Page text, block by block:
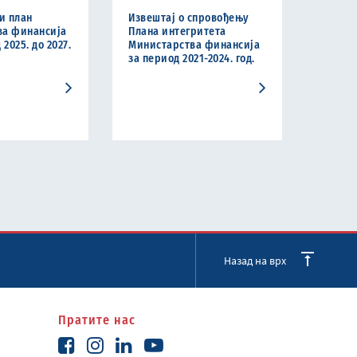
план
финансија
до 2027.
Извештај о спровођењу
Плана интегритета
Министарства финансија
за период 2021-2024. год.
Назад на врх
Пратите нас